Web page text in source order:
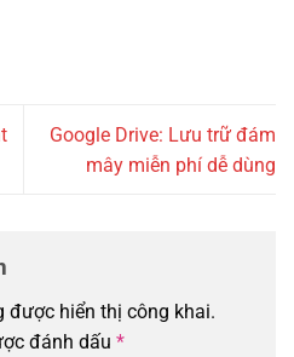
Google Drive: Lưu trữ đám
mây miễn phí dễ dùng
được hiển thị công khai.
đánh dấu *